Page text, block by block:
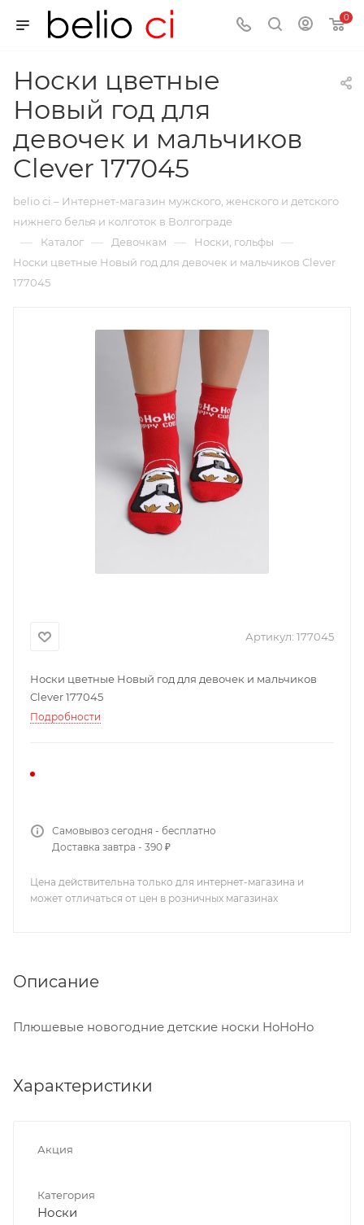
0
Носки цветные
Новый год для
девочек и мальчиков
Clever 177045
belio ci – Интернет-магазин мужского, женского и детского
нижнего белья и колготок в Волгограде
— Каталог — Девочкам — Носки, гольфы —
Носки цветные Новый год для девочек и мальчиков Clever
177045
Артикул: 177045
Носки цветные Новый год для девочек и мальчиков
Clever 177045
Подробности
Самовывоз сегодня - бесплатно
Доставка завтра - 390 ₽
Цена действительна только для интернет-магазина и
может отличаться от цен в розничных магазинах
Описание
Плюшевые новогодние детские носки HoHoHo
Характеристики
Акция
Категория
Носки